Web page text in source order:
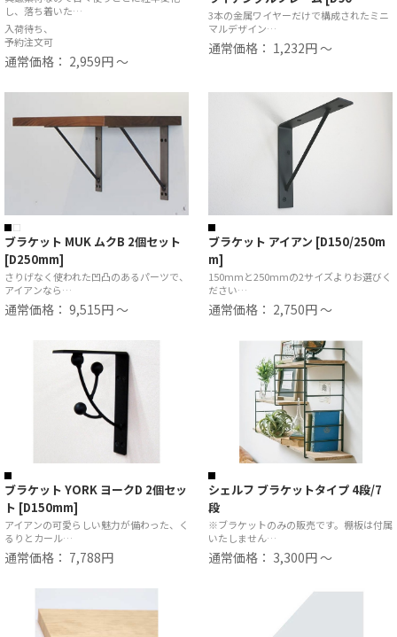
し、落ち着いた…
入荷待ち、
予約注文可
通常価格： 2,959円 ～
3本の金属ワイヤーだけで構成されたミニ
マルデザイン…
通常価格： 1,232円 ～
ブラケット MUK ムクB 2個セット
[D250mm]
さりげなく使われた凹凸のあるパーツで、
アイアンなら…
通常価格： 9,515円 ～
ブラケット アイアン [D150/250m
m]
150mmと250mmの2サイズよりお選びく
ださい…
通常価格： 2,750円 ～
ブラケット YORK ヨークD 2個セッ
ト [D150mm]
アイアンの可愛らしい魅力が備わった、く
るりとカール…
通常価格： 7,788円
シェルフ ブラケットタイプ 4段/7
段
※ブラケットのみの販売です。棚板は付属
いたしません…
通常価格： 3,300円 ～